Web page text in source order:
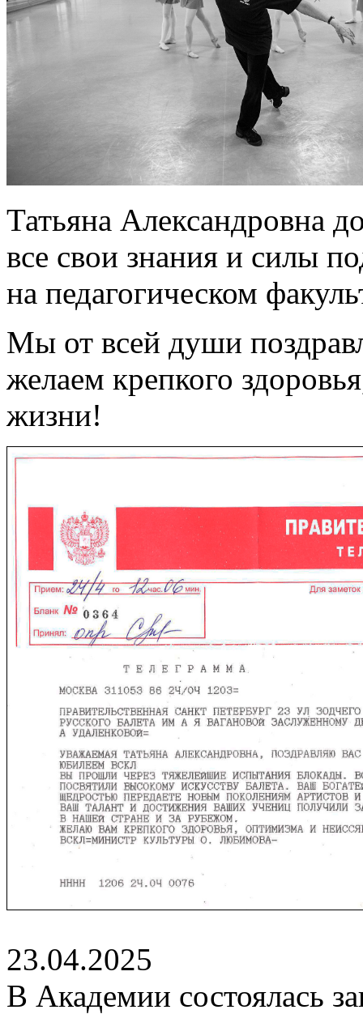
Татьяна Александровна
все свои знания и силы
на педагогическом
Мы от всей души
желаем крепкого
жизни!
23.04.2025
В Академии состоялась